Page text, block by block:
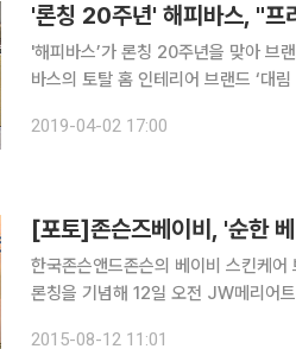
'론칭 20주년' 해피바스, "프
'해피바스’가 론칭 20주년을 맞아 브
바스의 토탈 홈 인테리어 브랜드 ‘대
브랜드 론칭 20주년을 맞은 해피바스
2019-04-02 17:00
[포토]존슨즈베이비, '순한
한국존슨앤드존슨의 베이비 스킨케어
론칭을 기념해 12일 오전 JW메리어
2015-08-12 11:01